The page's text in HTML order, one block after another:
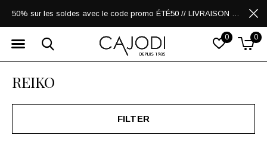
0 0
50% sur les soldes avec le code promo ÉTÉ50 // LIVRAISON GRATUITE POUR LES ACHATS DE 250$ ET PLUS
REIKO
FILTER